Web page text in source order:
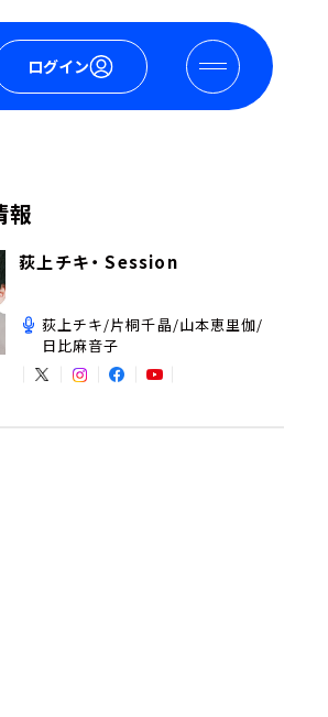
ログイン
報
荻上チキ・ Session
荻上チキ/片桐千晶/山本恵里伽/
日比麻音子